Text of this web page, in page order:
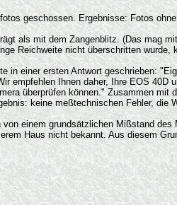
geschossen. Ergebnisse: Fotos
als mit dem Zangenblitz. (Das mag
Reichweite nicht überschritten
einer ersten Antwort geschrieben:
Ihnen daher, Ihre EOS
überprüfen können." Zusammen mit
keine meßtechnischen Fehler,
einem grundsätzlichen Mißstand
Haus nicht bekannt. Aus diesem